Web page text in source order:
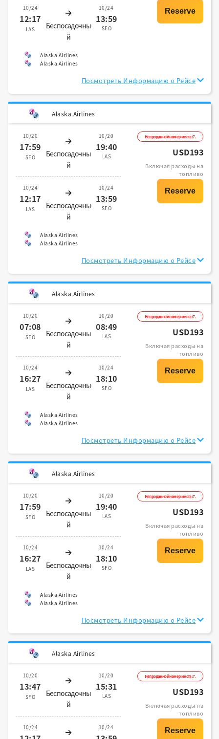
10/24
12:17
LAS
Беспосадочны
й
10/24
13:59
SFO
Alaska Airlines
Alaska Airlines
Посмотреть Информацию о Рейсе
Alaska Airlines
10/20
17:59
SFO
Беспосадочны
й
10/20
19:40
LAS
10/24
12:17
LAS
Беспосадочны
й
10/24
13:59
SFO
Непроданной номер места:7.
USD193
Включая расходы на
топливо
Alaska Airlines
Alaska Airlines
Посмотреть Информацию о Рейсе
Alaska Airlines
10/20
07:08
SFO
Беспосадочны
й
10/20
08:49
LAS
10/24
16:27
LAS
Беспосадочны
й
10/24
18:10
SFO
Непроданной номер места:7.
USD193
Включая расходы на
топливо
Alaska Airlines
Alaska Airlines
Посмотреть Информацию о Рейсе
Alaska Airlines
10/20
17:59
SFO
Беспосадочны
й
10/20
19:40
LAS
10/24
16:27
LAS
Беспосадочны
й
10/24
18:10
SFO
Непроданной номер места:7.
USD193
Включая расходы на
топливо
Alaska Airlines
Alaska Airlines
Посмотреть Информацию о Рейсе
Alaska Airlines
10/20
13:47
SFO
Беспосадочны
й
10/20
15:31
LAS
10/24 10/24
Непроданной номер места:7.
USD193
Включая расходы на
топливо